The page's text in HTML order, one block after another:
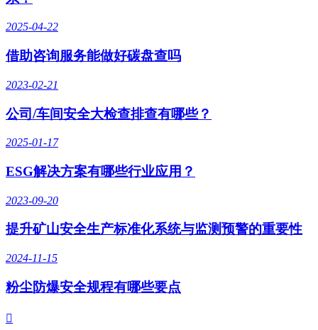
2025-04-22
借助咨询服务能做好碳盘查吗
2023-02-21
公司/车间安全大检查排查有哪些？
2025-01-17
ESG解决方案有哪些行业应用？
2023-09-20
提升矿山安全生产标准化系统与监测预警的重要性
2024-11-15
粉尘防爆安全规程有哪些要点
